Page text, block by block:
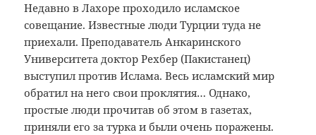
Недавно в Лахоре проходило исламское
совещание. Известные люди Турции туда не
приехали. Преподаватель Анкаринского
Университета доктор Рехбер (Пакистанец)
выступил против Ислама. Весь исламский мир
обратил на него свои проклятия… Однако,
простые люди прочитав об этом в газетах,
приняли его за турка и были очень поражены.